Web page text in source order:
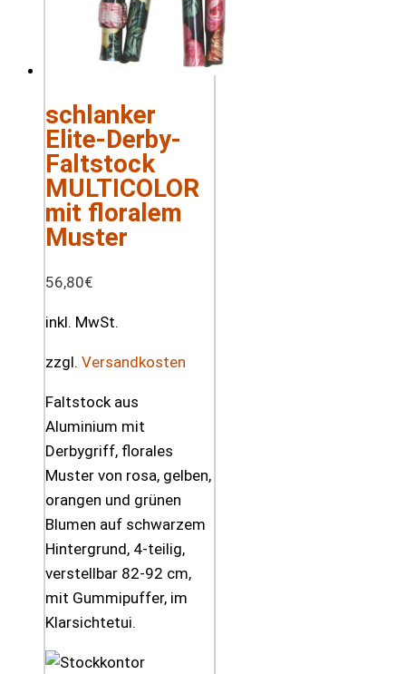
schlanker
Elite-Derby-
Faltstock
MULTICOLOR
mit floralem
Muster
56,80€
inkl. MwSt.
zzgl. Versandkosten
Faltstock aus
Aluminium mit
Derbygriff, florales
Muster von rosa, gelben,
orangen und grünen
Blumen auf schwarzem
Hintergrund, 4-teilig,
verstellbar 82-92 cm,
mit Gummipuffer, im
Klarsichtetui.